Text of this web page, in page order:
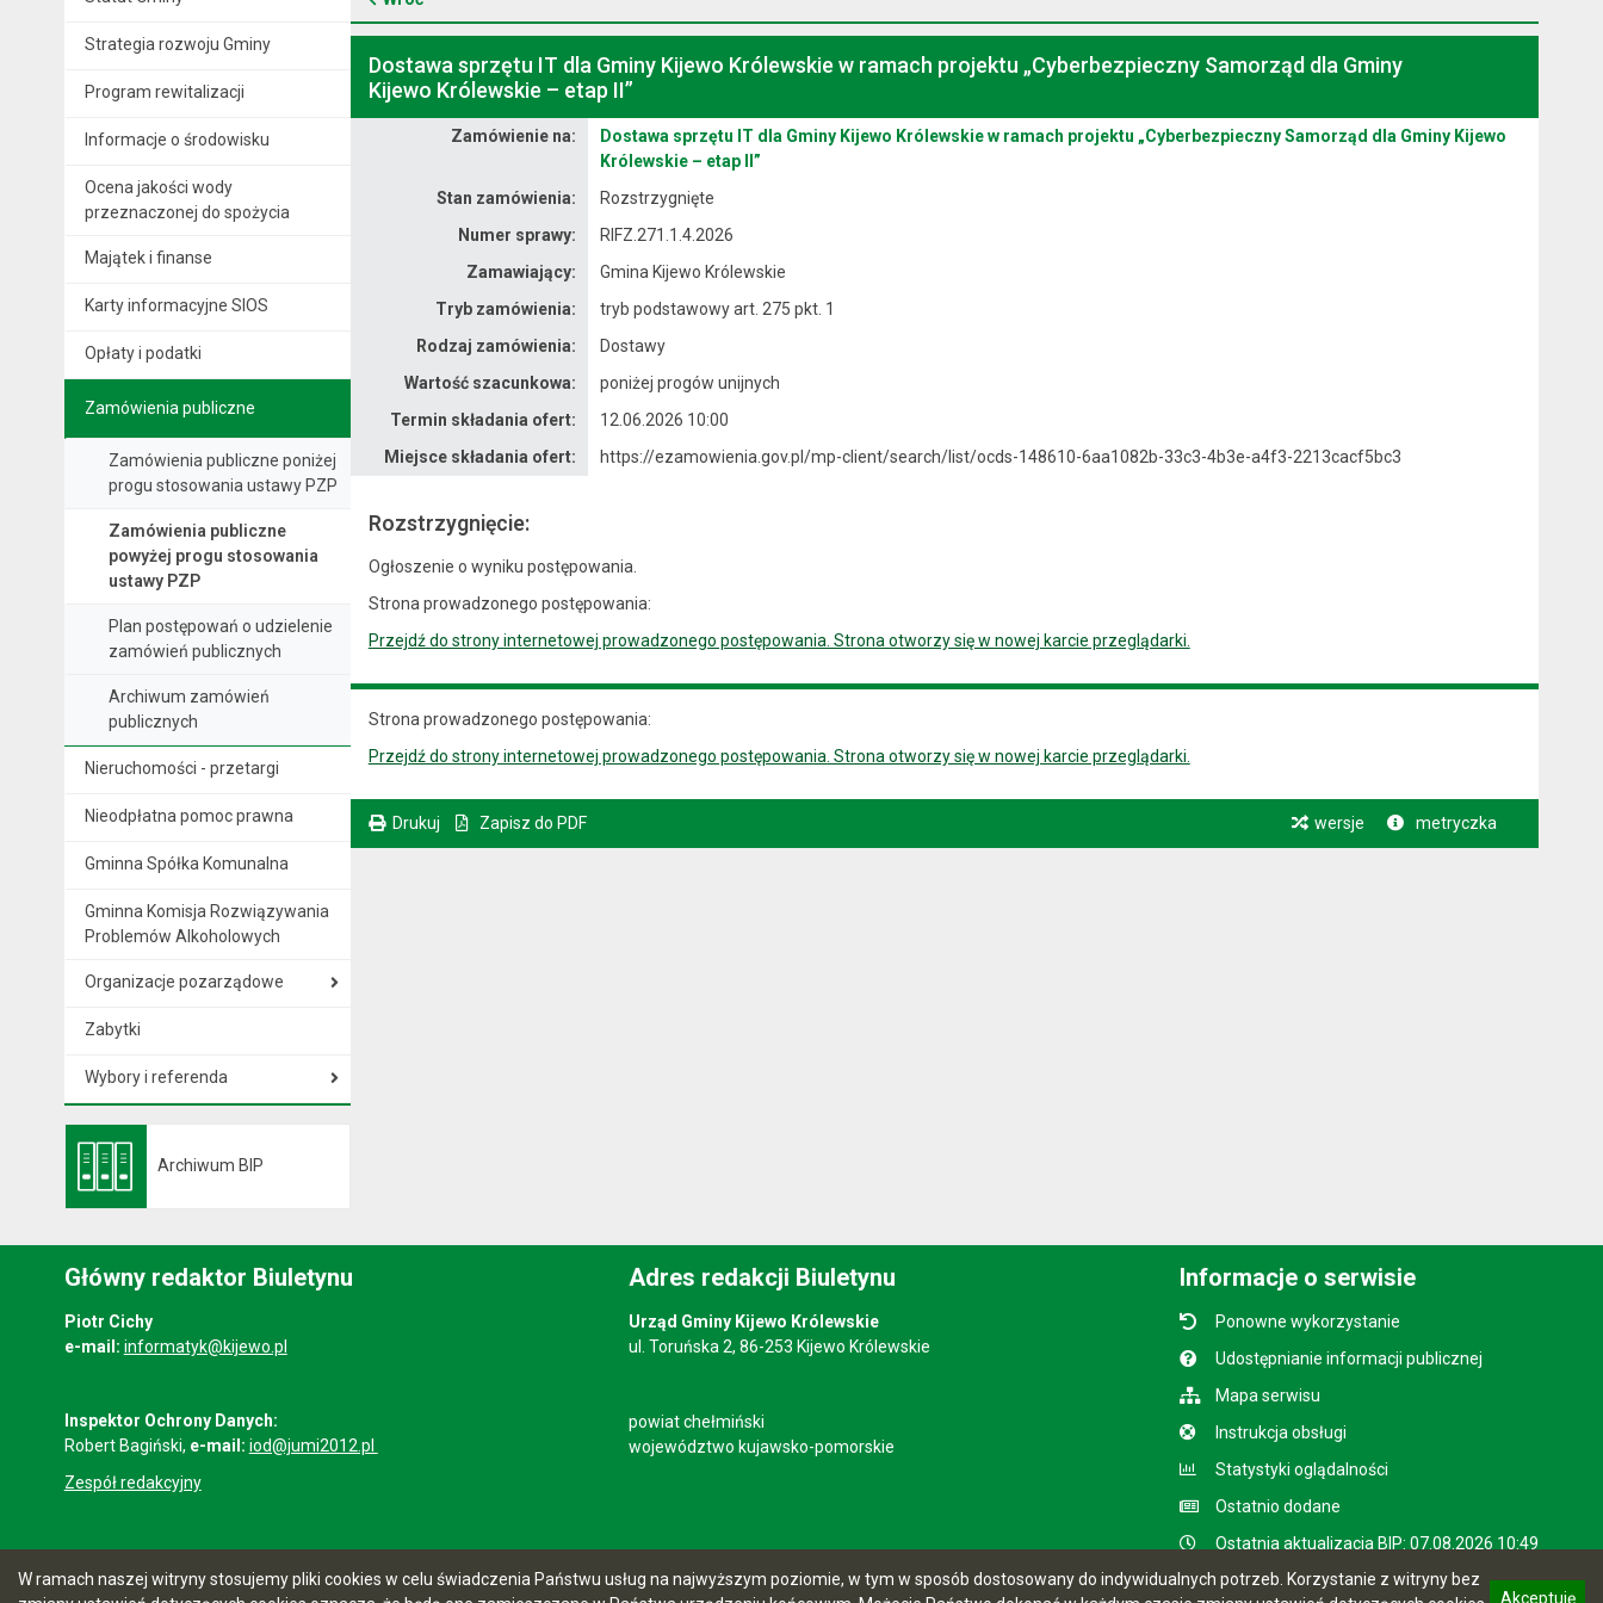
W ramach naszej witryny stosujemy pliki cookies w celu świadczenia Państwu usług na najwyższym poziomie, w tym w sposób dostosowany do indywidualnych potrzeb. Korzystanie z witryny bez
Akceptuję
Strategia rozwoju Gminy
Program rewitalizacji
Informacje o środowisku
Ocena jakości wody
przeznaczonej do spożycia
Majątek i finanse
Karty informacyjne SIOS
Opłaty i podatki
Zamówienia publiczne
Zamówienia publiczne poniżej
progu stosowania ustawy PZP
Zamówienia publiczne
powyżej progu stosowania
ustawy PZP
Plan postępowań o udzielenie
zamówień publicznych
Archiwum zamówień
publicznych
Nieruchomości - przetargi
Nieodpłatna pomoc prawna
Gminna Spółka Komunalna
Gminna Komisja Rozwiązywania
Problemów Alkoholowych
Organizacje pozarządowe
Zabytki
Wybory i referenda
Archiwum BIP
Dostawa sprzętu IT dla Gminy Kijewo Królewskie w ramach projektu „Cyberbezpieczny Samorząd dla Gminy
Kijewo Królewskie – etap II”
Zamówienie na:
Dostawa sprzętu IT dla Gminy Kijewo Królewskie w ramach projektu „Cyberbezpieczny Samorząd dla Gminy Kijewo
Królewskie – etap II”
Stan zamówienia:
Rozstrzygnięte
Numer sprawy:
RIFZ.271.1.4.2026
Zamawiający:
Gmina Kijewo Królewskie
Tryb zamówienia:
tryb podstawowy art. 275 pkt. 1
Rodzaj zamówienia:
Dostawy
Wartość szacunkowa:
poniżej progów unijnych
Termin składania ofert:
12.06.2026 10:00
Miejsce składania ofert:
https://ezamowienia.gov.pl/mp-client/search/list/ocds-148610-6aa1082b-33c3-4b3e-a4f3-2213cacf5bc3
Rozstrzygnięcie:
Ogłoszenie o wyniku postępowania.
Strona prowadzonego postępowania:
Przejdź do strony internetowej prowadzonego postępowania. Strona otworzy się w nowej karcie przeglądarki.
Strona prowadzonego postępowania:
Przejdź do strony internetowej prowadzonego postępowania. Strona otworzy się w nowej karcie przeglądarki.
Drukuj Zapisz do PDF wersje metryczka
Główny redaktor Biuletynu
Piotr Cichy
e-mail: informatyk@kijewo.pl
Inspektor Ochrony Danych:
Robert Bagiński, e-mail: iod@jumi2012.pl
Zespół redakcyjny
Adres redakcji Biuletynu
Urząd Gminy Kijewo Królewskie
ul. Toruńska 2, 86-253 Kijewo Królewskie
powiat chełmiński
województwo kujawsko-pomorskie
Informacje o serwisie
Ponowne wykorzystanie
Udostępnianie informacji publicznej
Mapa serwisu
Instrukcja obsługi
Statystyki oglądalności
Ostatnio dodane
Ostatnia aktualizacja BIP: 07.08.2026 10:49